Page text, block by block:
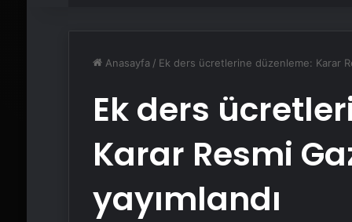
Anasayfa / Ek ders ücretlerine düzenleme: Karar
Ek ders
Karar Resmi
yayımlandı